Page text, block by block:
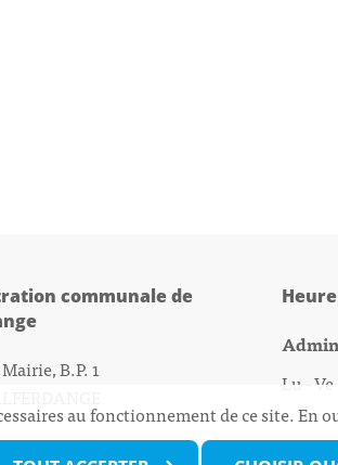
communale de
B.P. 1
- 1secretariat@walfer.lu
Lu -
au fonctionnement de ce site.